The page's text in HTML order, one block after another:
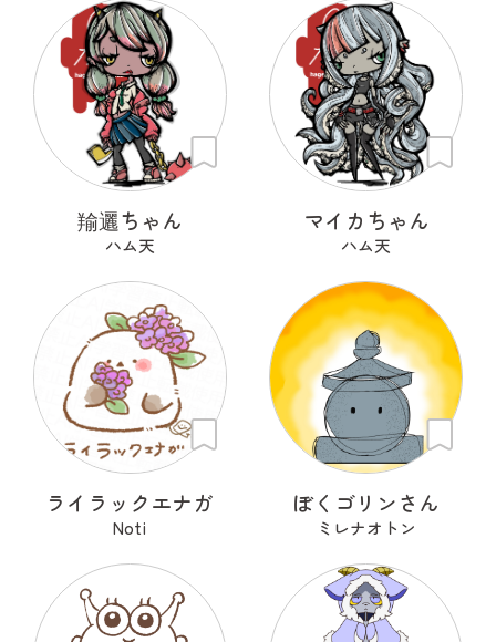
羭邐ちゃん
ハム天
マイカちゃん
ハム天
ライラックエナガ
Noti
ぼくゴリンさん
ミレナオトン